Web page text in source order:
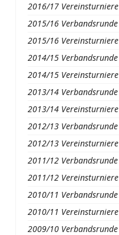
2016/17 Vereinsturniere
2015/16 Verbandsrunde
2015/16 Vereinsturniere
2014/15 Verbandsrunde
2014/15 Vereinsturniere
2013/14 Verbandsrunde
2013/14 Vereinsturniere
2012/13 Verbandsrunde
2012/13 Vereinsturniere
2011/12 Verbandsrunde
2011/12 Vereinsturniere
2010/11 Verbandsrunde
2010/11 Vereinsturniere
2009/10 Verbandsrunde